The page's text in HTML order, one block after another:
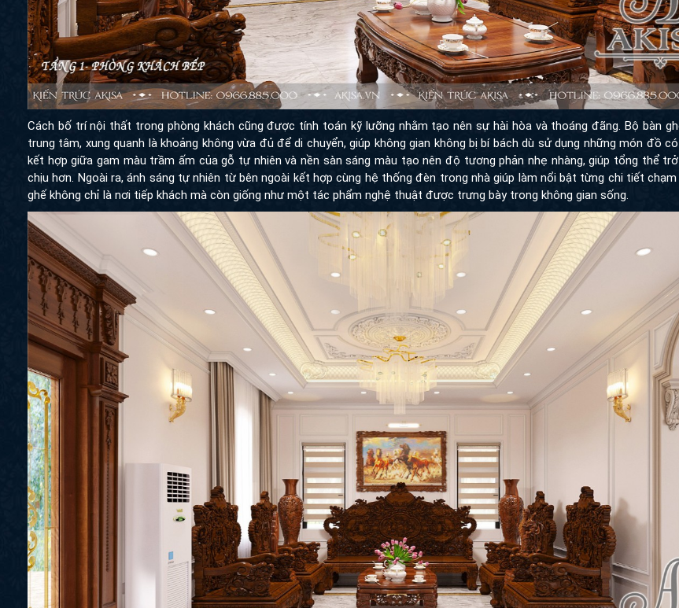
Cách bố trí nội thất trong phòng khách cũng được tính toán kỹ lưỡng nhằm tạo nên sự hài hòa và thoáng đãng. Bộ bàn
trung tâm, xung quanh là khoảng không vừa đủ để di chuyển, giúp không gian không bị bí bách dù sử dụng những món đồ
kết hợp giữa gam màu trầm ấm của gỗ tự nhiên và nền sàn sáng màu tạo nên độ tương phản nhẹ nhàng, giúp tổng thể
chịu hơn. Ngoài ra, ánh sáng tự nhiên từ bên ngoài kết hợp cùng hệ thống đèn trong nhà giúp làm nổi bật từng chi tiết chạm
ghế không chỉ là nơi tiếp khách mà còn giống như một tác phẩm nghệ thuật được trưng bày trong không gian sống.